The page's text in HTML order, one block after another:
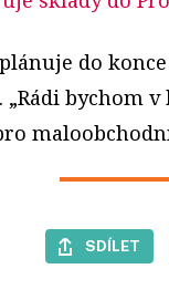
plánuje do
„Rádi bychom
maloobchodní
SDÍLET